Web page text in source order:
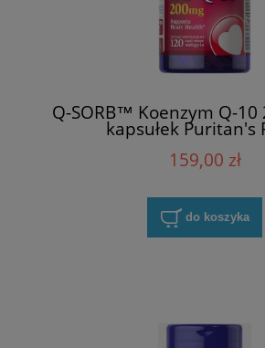
Q-SORB™ Koenzym Q-10
kapsułek Puritan's
159,00 zł
do koszyka